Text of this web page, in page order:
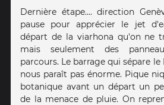
Dernière étape.... direction
pause pour apprécier le jet
départ de la viarhona qu'on ne
mais seulement des
parcours. Le barrage qui sépare
nous paraît pas énorme. Pique
botanique avant un départ un
de la menace de pluie. On